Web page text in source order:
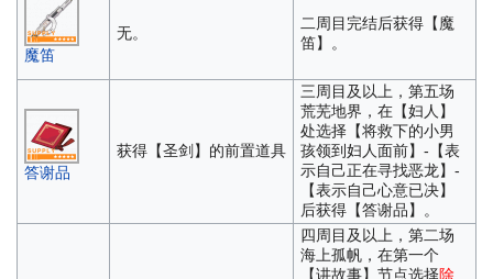
魔笛
无。
二周目完结后获得【魔
笛】。
答谢品
获得【圣剑】的前置道具
三周目及以上，第五场
荒芜地界，在【妇人】
处选择【将救下的小男
孩领到妇人面前】-【表
示自己正在寻找恶龙】-
【表示自己心意已决】
后获得【答谢品】。
四周目及以上，第二场
海上孤帆，在第一个
【讲故事】节点选择除